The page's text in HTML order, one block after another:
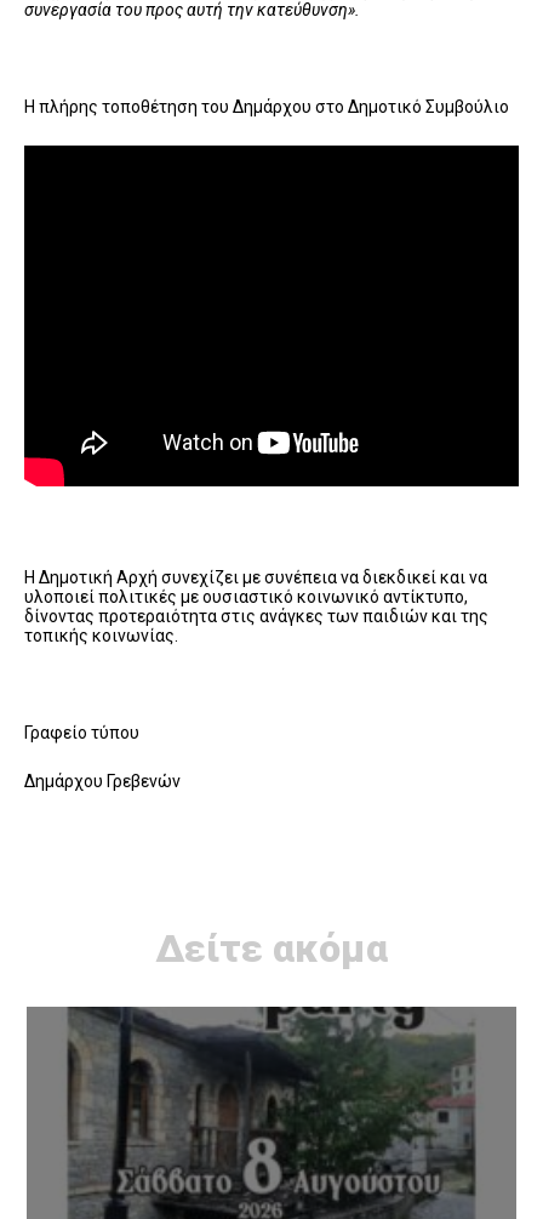
συνεργασία του προς αυτή την κατεύθυνση».
Η πλήρης τοποθέτηση του Δημάρχου στο Δημοτικό Συμβούλιο
Η Δημοτική Αρχή συνεχίζει με συνέπεια να διεκδικεί και να
υλοποιεί πολιτικές με ουσιαστικό κοινωνικό αντίκτυπο,
δίνοντας προτεραιότητα στις ανάγκες των παιδιών και της
τοπικής κοινωνίας.
Γραφείο τύπου
Δημάρχου Γρεβενών
Δείτε ακόμα